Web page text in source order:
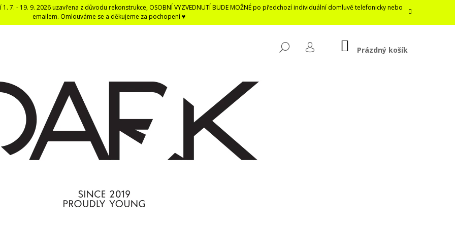
7. - 19. 9. 2026 uzavřena z důvodu rekonstrukce, OSOBNÍ VYZVEDNUTÍ BUDE MOŽNÉ po předchozí individuální domluvě telefonicky nebo
emailem. Omlouváme se a děkujeme za pochopení ♥
HLEDAT
PŘIHLÁŠENÍ
NÁKUPNÍ
KOŠÍK
Prázdný košík
HLEDAT
DOPORUČUJEME